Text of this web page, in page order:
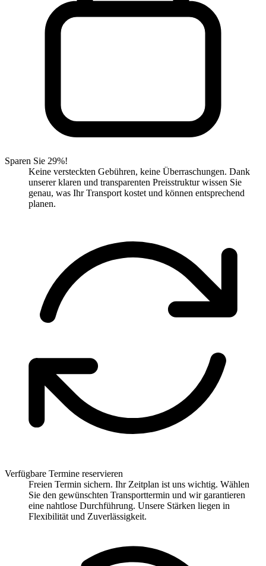
Sparen Sie 29%!
Keine versteckten Gebühren, keine Überraschungen. Dank
unserer klaren und transparenten Preisstruktur wissen Sie
genau, was Ihr Transport kostet und können entsprechend
planen.
Verfügbare Termine reservieren
Freien Termin sichern. Ihr Zeitplan ist uns wichtig. Wählen
Sie den gewünschten Transporttermin und wir garantieren
eine nahtlose Durchführung. Unsere Stärken liegen in
Flexibilität und Zuverlässigkeit.